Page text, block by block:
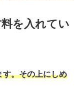
を入れてい
す。その上にしめ